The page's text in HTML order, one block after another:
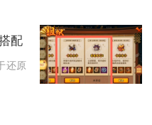
配
还原经典橙黑主色调套装，优